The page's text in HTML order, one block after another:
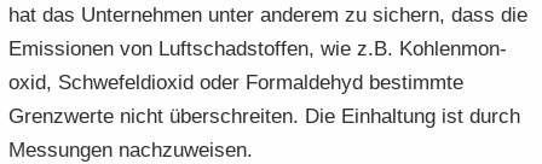
hat das Un­ter­neh­men unter an­de­rem zu si­chern, dass die
Emis­sio­nen von Luft­schad­stof­fen, wie z.B. Koh­len­mon­
oxid, Schwe­fel­di­oxid oder Form­alde­hyd be­stimm­te
Grenz­wer­te nicht über­schrei­ten. Die Ein­hal­tung ist durch
Mes­sun­gen nach­zu­wei­sen.